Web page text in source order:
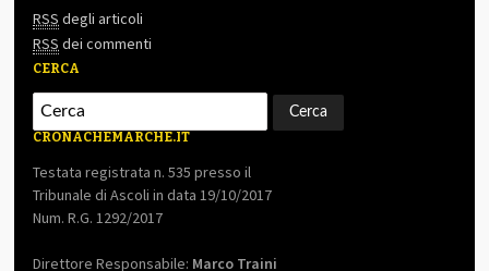
RSS degli articoli
RSS dei commenti
CERCA
CRONACHEMARCHE.IT
Testata registrata n. 535 presso il
Tribunale di Ascoli in data 19/10/2017
Num. R.G. 1292/2017
Direttore Responsabile: Marco Traini